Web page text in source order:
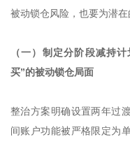
被动锁仓风险，也要为潜在
（一）制定分阶段减持
买”的被动锁仓局面
整治方案明确设置两年过
间账户功能被严格限定为